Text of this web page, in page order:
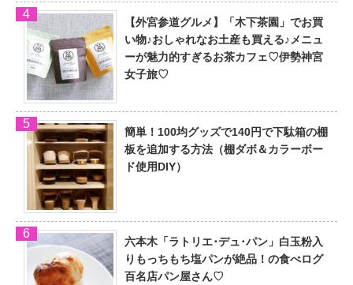
【外宮参道グルメ】「木下茶園」でお買
い物♪おしゃれなお土産も買える♪メニュ
ーが魅力的すぎるお茶カフェ♡伊勢神宮
女子旅♡
簡単！100均グッズで140円で下駄箱の棚
板を追加する方法（棚ダボ＆カラーボー
ド使用DIY）
六本木「ラトリエ･デュ･パン」白玉粉入
りもっちもち塩パンが絶品！の食べログ
百名店パン屋さん♡